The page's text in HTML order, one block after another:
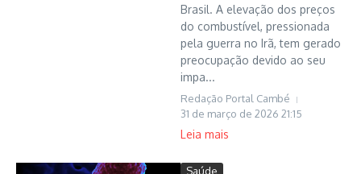
Brasil. A elevação dos preços
do combustível, pressionada
pela guerra no Irã, tem gerado
preocupação devido ao seu
impa...
Redação Portal Cambé
31 de março de 2026 21:15
Leia mais
Saúde